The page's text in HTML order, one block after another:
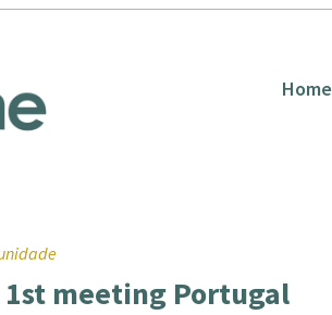
Home
meeting Portugal